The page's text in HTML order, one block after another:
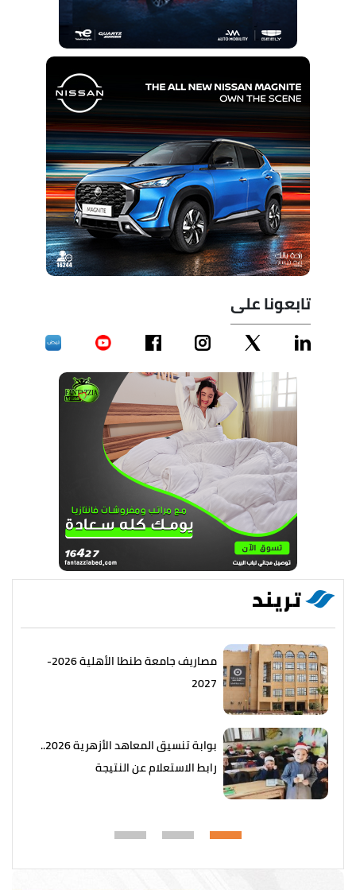
تابعونا على
تريند
مصاريف جامعة طنطا الأهلية 2026-
2027
بوابة تنسيق المعاهد الأزهرية 2026..
رابط الاستعلام عن النتيجة